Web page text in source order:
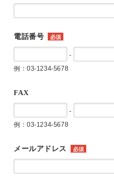
電話番号 必須
-
例：03-1234-5678
FAX
-
例：03-1234-5678
メールアドレス 必須